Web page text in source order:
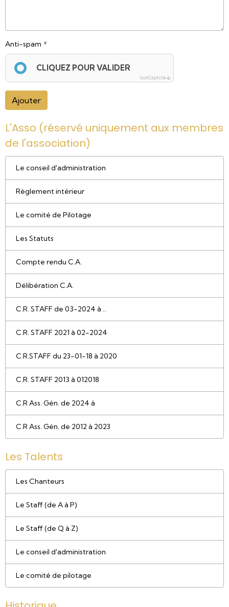
Anti-spam
CLIQUEZ POUR VALIDER
IconCaptcha ©
Ajouter
L'Asso (réservé uniquement aux membres
de l'association)
Le conseil d'administration
Règlement intérieur
Le comité de Pilotage
Les Statuts
Compte rendu C.A.
Délibération C.A.
C.R. STAFF de 03-2024 à ..
C.R. STAFF 2021 à 02-2024
C.R.STAFF du 23-01-18 à 2020
C.R. STAFF 2013 à 012018
C.R Ass. Gén. de 2024 à
C.R Ass. Gén. de 2012 à 2023
Les Talents
Les Chanteurs
Le Staff (de A à P)
Le Staff (de Q à Z)
Le conseil d'administration
Le comité de pilotage